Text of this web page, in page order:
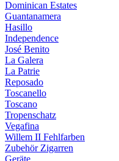
Dominican Estates
Guantanamera
Hasillo
Independence
José Benito
La Galera
La Patrie
Reposado
Toscanello
Toscano
Tropenschatz
Vegafina
Willem II Fehlfarben
Zubehör Zigarren
Geräte